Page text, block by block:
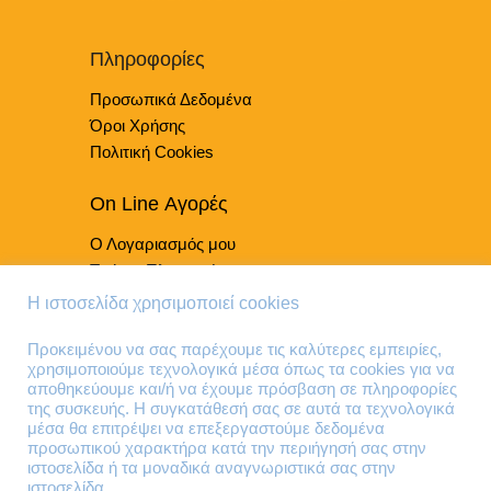
Πληροφορίες
Προσωπικά Δεδομένα
Όροι Χρήσης
Πολιτική Cookies
On Line Αγορές
Ο Λογαριασμός μου
Τρόποι Πληρωμής
Τρόποι Παράδοσης
Τηλέφωνα Επικοινωνίας
210 41 13 636
210 41 13 280
Η ιστοσελίδα χρησιμοποιεί cookies
Προκειμένου να σας παρέχουμε τις καλύτερες εμπειρίες,
χρησιμοποιούμε τεχνολογικά μέσα όπως τα cookies για να
αποθηκεύουμε και/ή να έχουμε πρόσβαση σε πληροφορίες
της συσκευής. Η συγκατάθεσή σας σε αυτά τα τεχνολογικά
μέσα θα επιτρέψει να επεξεργαστούμε δεδομένα
προσωπικού χαρακτήρα κατά την περιήγησή σας στην
ιστοσελίδα ή τα μοναδικά αναγνωριστικά σας στην